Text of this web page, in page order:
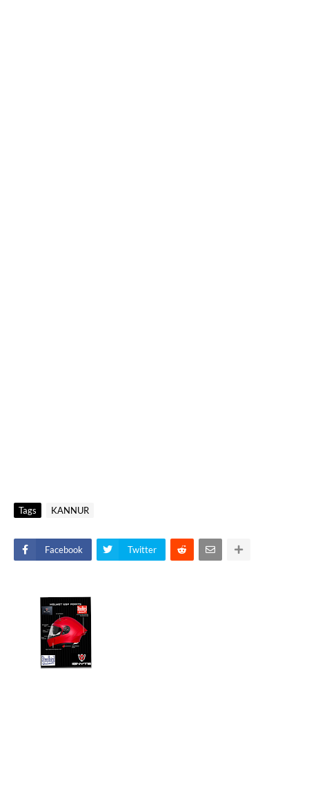
Tags KANNUR
Facebook Twitter